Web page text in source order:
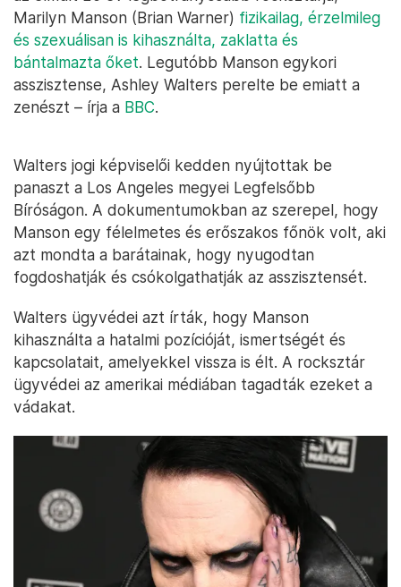
Marilyn Manson (Brian Warner) fizikailag, érzelmileg
és szexuálisan is kihasználta, zaklatta és
bántalmazta őket. Legutóbb Manson egykori
asszisztense, Ashley Walters perelte be emiatt a
zenészt – írja a BBC.
Walters jogi képviselői kedden nyújtottak be
panaszt a Los Angeles megyei Legfelsőbb
Bíróságon. A dokumentumokban az szerepel, hogy
Manson egy félelmetes és erőszakos főnök volt, aki
azt mondta a barátainak, hogy nyugodtan
fogdoshatják és csókolgathatják az asszisztensét.
Walters ügyvédei azt írták, hogy Manson
kihasználta a hatalmi pozícióját, ismertségét és
kapcsolatait, amelyekkel vissza is élt. A rocksztár
ügyvédei az amerikai médiában tagadták ezeket a
vádakat.